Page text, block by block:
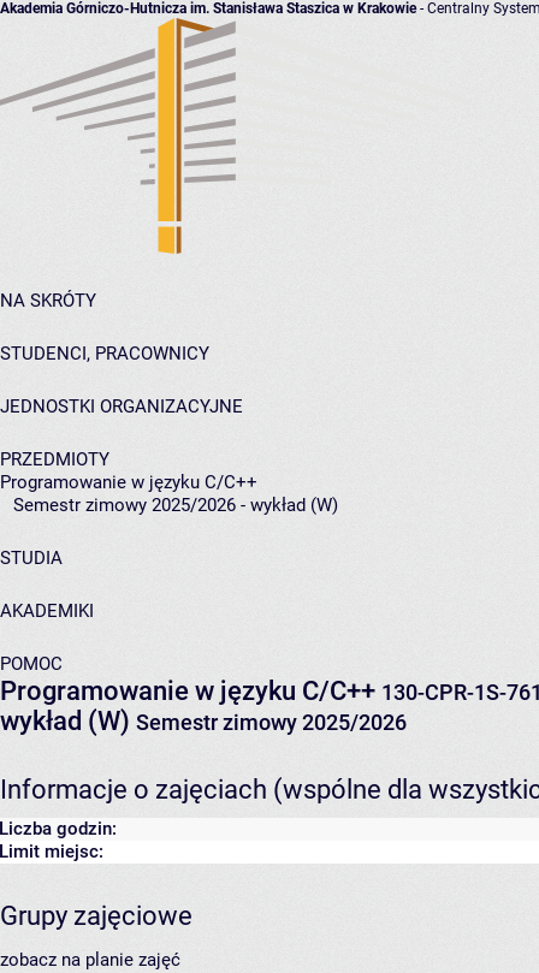
Akademia Górniczo-Hutnicza im. Stanisława Staszica w Krakowie- Centralny
NA SKRÓTY
STUDENCI, PRACOWNICY
JEDNOSTKI ORGANIZACYJNE
PRZEDMIOTY
Programowanie w języku C/C++
Semestr zimowy 2025/2026 - wykład (W)
STUDIA
AKADEMIKI
POMOC
Programowanie w języku C/C++ 130-CPR-1S-
wykład (W) Semestr zimowy 2025/2026
Informacje o zajęciach (wspólne dla
Liczba godzin:
Limit miejsc:
Grupy zajęciowe
zobacz na planie zajęć